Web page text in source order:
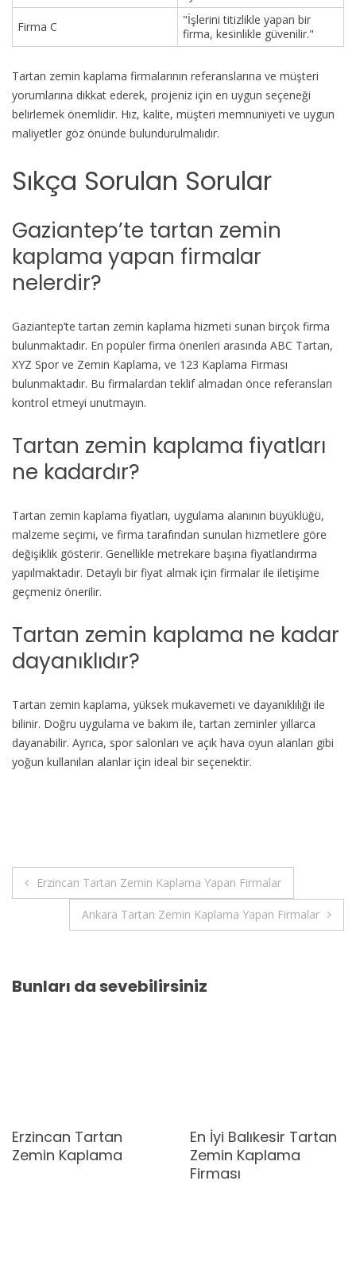
Firma C
"İşlerini titizlikle yapan bir
firma, kesinlikle güvenilir."
Tartan zemin kaplama firmalarının referanslarına ve müşteri
yorumlarına dikkat ederek, projeniz için en uygun seçeneği
belirlemek önemlidir. Hız, kalite, müşteri memnuniyeti ve uygun
maliyetler göz önünde bulundurulmalıdır.
Sıkça Sorulan Sorular
Gaziantep’te tartan zemin
kaplama yapan firmalar
nelerdir?
Gaziantep’te tartan zemin kaplama hizmeti sunan birçok firma
bulunmaktadır. En popüler firma önerileri arasında ABC Tartan,
XYZ Spor ve Zemin Kaplama, ve 123 Kaplama Firması
bulunmaktadır. Bu firmalardan teklif almadan önce referansları
kontrol etmeyi unutmayın.
Tartan zemin kaplama fiyatları
ne kadardır?
Tartan zemin kaplama fiyatları, uygulama alanının büyüklüğü,
malzeme seçimi, ve firma tarafından sunulan hizmetlere göre
değişiklik gösterir. Genellikle metrekare başına fiyatlandırma
yapılmaktadır. Detaylı bir fiyat almak için firmalar ile iletişime
geçmeniz önerilir.
Tartan zemin kaplama ne kadar
dayanıklıdır?
Tartan zemin kaplama, yüksek mukavemeti ve dayanıklılığı ile
bilinir. Doğru uygulama ve bakım ile, tartan zeminler yıllarca
dayanabilir. Ayrıca, spor salonları ve açık hava oyun alanları gibi
yoğun kullanılan alanlar için ideal bir seçenektir.
Yazı
gezinmesi
Erzincan Tartan Zemin Kaplama Yapan Firmalar
Ankara Tartan Zemin Kaplama Yapan Firmalar
Bunları da sevebilirsiniz
Erzincan Tartan
Zemin Kaplama
En İyi Balıkesir Tartan
Zemin Kaplama
Firması